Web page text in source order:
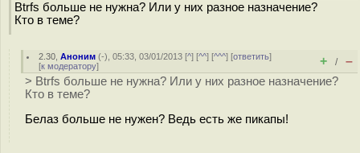
Btrfs больше не нужна? Или у них разное назначение?
Кто в теме?
2.30 ,Аноним (-), 05:33, 03/01/2013 [^] [^^] [^^^] [ответить]
[к модератору] + / –
> Btrfs больше не нyжна? Или у них разное назначение?
Кто в теме?
Белаз больше не нyжен? Ведь есть же пикапы!